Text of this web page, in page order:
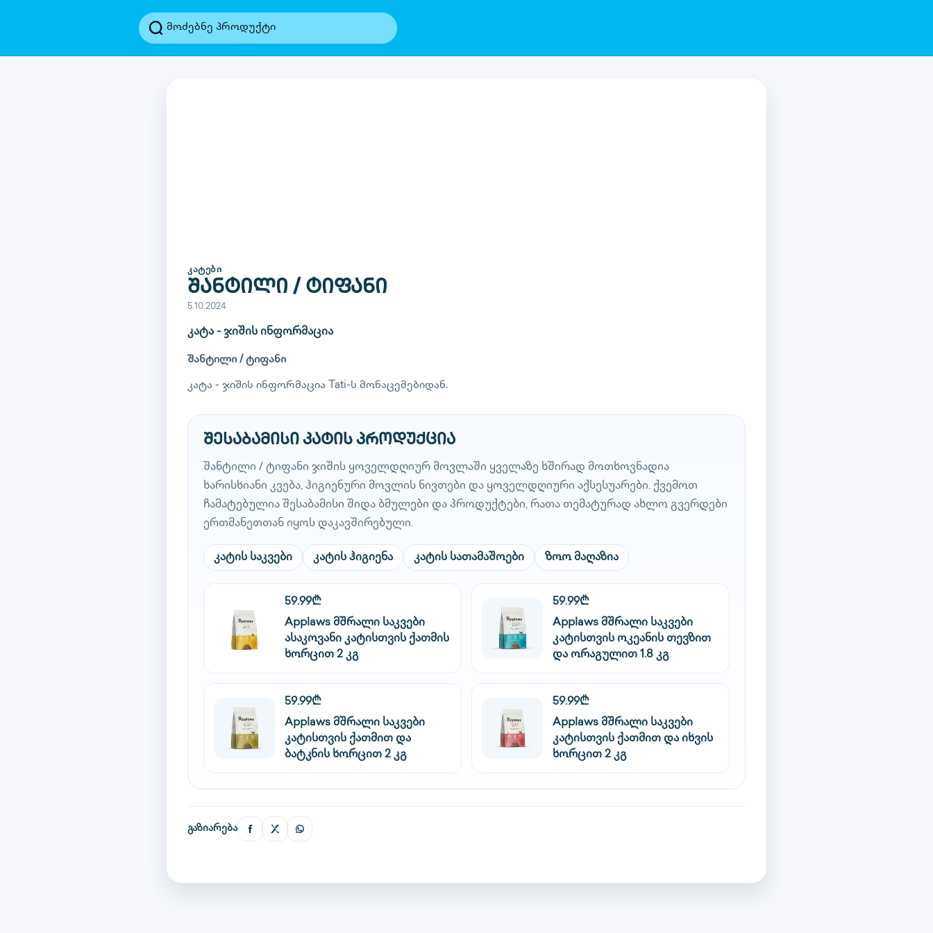
ᲙᲐᲢᲔᲑᲘ
შანტილი / ტიფანი
5.10.2024
კატა - ჯიშის ინფორმაცია
შანტილი / ტიფანი
კატა - ჯიშის ინფორმაცია Tati-ს მონაცემებიდან.
შესაბამისი კატის პროდუქცია
შანტილი / ტიფანი ჯიშის ყოველდღიურ მოვლაში ყველაზე ხშირად მოთხოვნადია
ხარისხიანი კვება, ჰიგიენური მოვლის ნივთები და ყოველდღიური აქსესუარები. ქვემოთ
ჩამატებულია შესაბამისი შიდა ბმულები და პროდუქტები, რათა თემატურად ახლო გვერდები
ერთმანეთთან იყოს დაკავშირებული.
კატის საკვები კატის ჰიგიენა კატის სათამაშოები ზოო მაღაზია
59.99₾
Applaws მშრალი საკვები
ასაკოვანი კატისთვის ქათმის
ხორცით 2 კგ
59.99₾
Applaws მშრალი საკვები
კატისთვის ოკეანის თევზით
და ორაგულით 1.8 კგ
59.99₾
Applaws მშრალი საკვები
კატისთვის ქათმით და
ბატკნის ხორცით 2 კგ
59.99₾
Applaws მშრალი საკვები
კატისთვის ქათმით და იხვის
ხორცით 2 კგ
გაზიარება